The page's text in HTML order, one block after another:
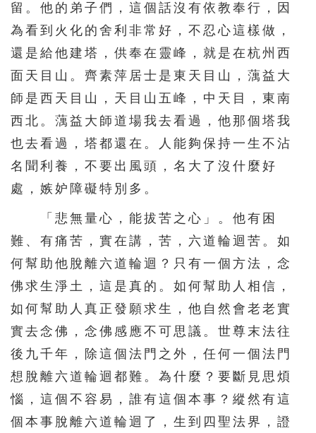
留。他的弟子們，這個話沒有依教奉行，因
為看到火化的舍利非常好，不忍心這樣做，
還是給他建塔，供奉在靈峰，就是在杭州西
面天目山。齊素萍居士是東天目山，蕅益大
師是西天目山，天目山五峰，中天目，東南
西北。蕅益大師道場我去看過，他那個塔我
也去看過，塔都還在。人能夠保持一生不沾
名聞利養，不要出風頭，名大了沒什麼好
處，嫉妒障礙特別多。
「悲無量心，能拔苦之心」。他有困
難、有痛苦，實在講，苦，六道輪迴苦。如
何幫助他脫離六道輪迴？只有一個方法，念
佛求生淨土，這是真的。如何幫助人相信，
如何幫助人真正發願求生，他自然會老老實
實去念佛，念佛感應不可思議。世尊末法往
後九千年，除這個法門之外，任何一個法門
想脫離六道輪迴都難。為什麼？要斷見思煩
惱，這個不容易，誰有這個本事？縱然有這
個本事脫離六道輪迴了，生到四聖法界，證